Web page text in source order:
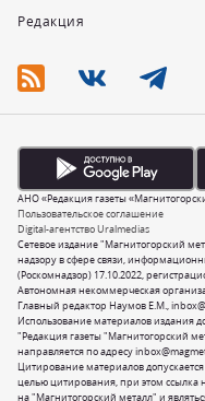
Редакция
Сетевое издание "Магнитогорский
надзору в сфере связи,
(Роскомнадзор) 17.10.2022,
Автономная некоммерческая
Главный редактор Наумов Е.М.,
Использование материалов издания
"Редакция газеты "Магнитогорский
направляется по адресу
Цитирование материалов
целью цитирования, при этом ссылка
на "Магнитогорский металл" и
Пользовательское соглашение
Digital-агентство Uralmedias
АНО «Редакция газеты